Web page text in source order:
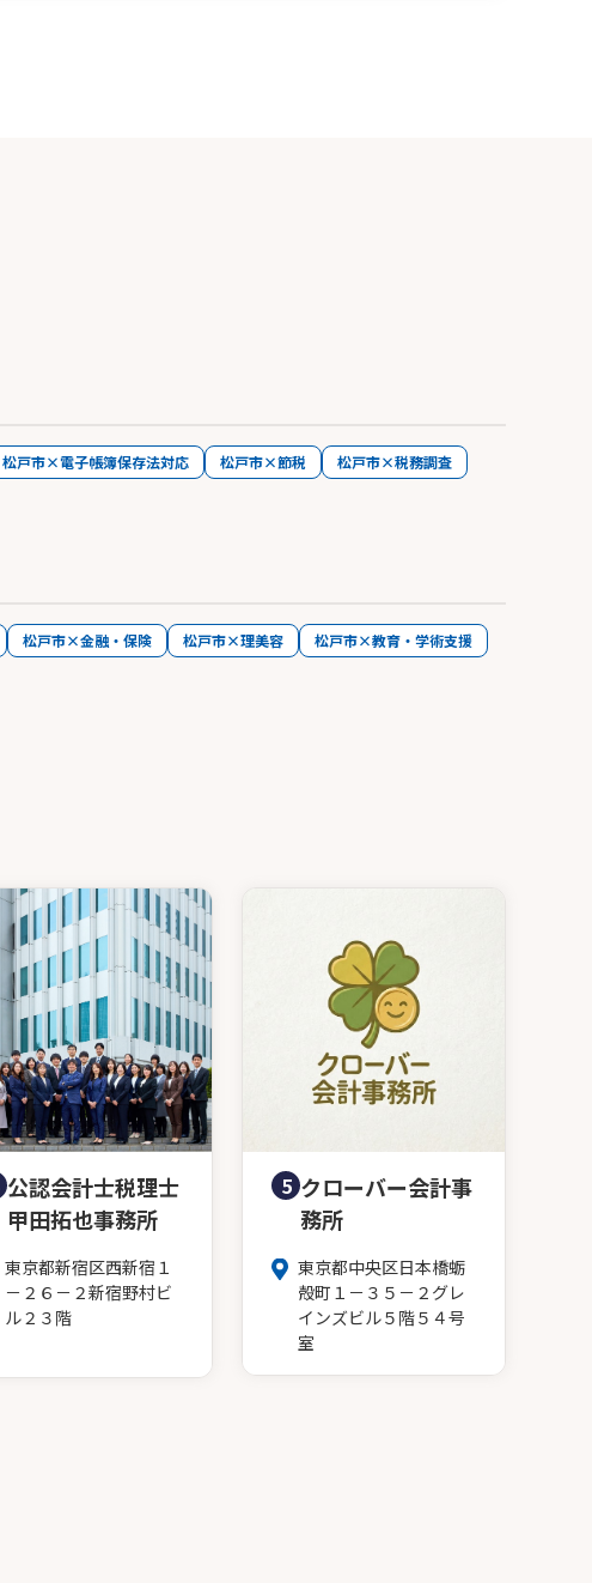
松戸市×電子帳簿保存法対応 松戸市×節税
松戸市×税務調査
松戸市×金融・保険 松戸市×理美容
松戸市×教育・学術支援
公認会計士税理士
甲田拓也事務所
東京都新宿区西新宿１
－２６－２新宿野村ビ
ル２３階
5 クローバー会計事
務所
東京都中央区日本橋蛎
殻町１－３５－２グレ
インズビル５階５４号
室